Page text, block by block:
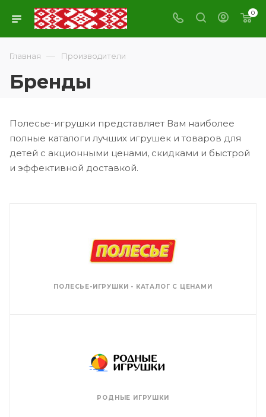
0
Главная — Производители
Бренды
Полесье-игрушки представляет Вам наиболее
полные каталоги лучших игрушек и товаров для
детей с акционными ценами, скидками и быстрой
и эффективной доставкой.
ПОЛЕСЬЕ-ИГРУШКИ - КАТАЛОГ С ЦЕНАМИ
РОДНЫЕ ИГРУШКИ